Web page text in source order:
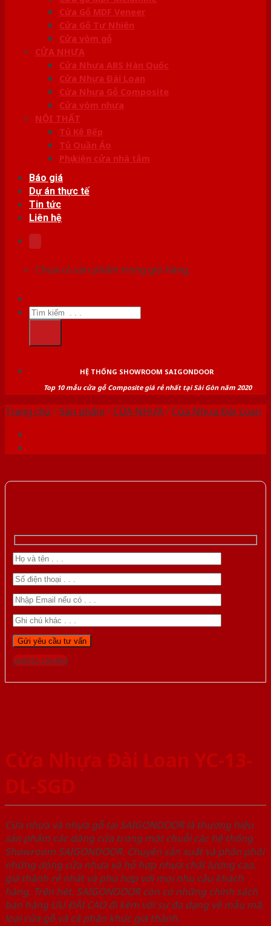
Cửa Gỗ MDF Veneer
Cửa Gỗ Tự Nhiên
Cửa vòm gỗ
CỬA NHỰA
Cửa Nhựa ABS Hàn Quốc
Cửa Nhựa Đài Loan
Cửa Nhựa Gỗ Composite
Cửa vòm nhựa
NỘI THẤT
Tủ Kệ Bếp
Tủ Quần Áo
Phụ kiện cửa nhà tắm
Báo giá
Dự án thực tế
Tin tức
Liên hệ
Chưa có sản phẩm trong giỏ hàng.
Tìm
kiếm:
HỆ THỐNG SHOWROOM SAIGONDOOR
Top 10 mẫu cửa gỗ Composite giá rẻ nhất tại Sài Gòn năm 2020
Trang chủ /Sản phẩm /CỬA NHỰA/Cửa Nhựa Đài Loan
Gọi 0976.169.864
Cửa Nhựa Đài Loan YC-13-
DL-SGD
Cửa nhựa và nhựa gỗ tại SAIGONDOOR là thương hiệu
sản phẩm các dòng cửa trong một chuỗi các hệ thống
Showroom SAIGONDOOR. Chuyên sản xuất và phân phối
những dòng cửa nhựa và hỗ hợp nhựa chất lượng cao,
giá thành rẻ nhất và phù hợp với mọi nhu cầu khách
hàng. Trên hết, SAIGONDOOR còn có những chính sách
bán hàng ƯU ĐÃI CAO đi kèm với sự đa dạng về mẫu mã,
loại cửa gỗ và cả phân khúc giá thành.